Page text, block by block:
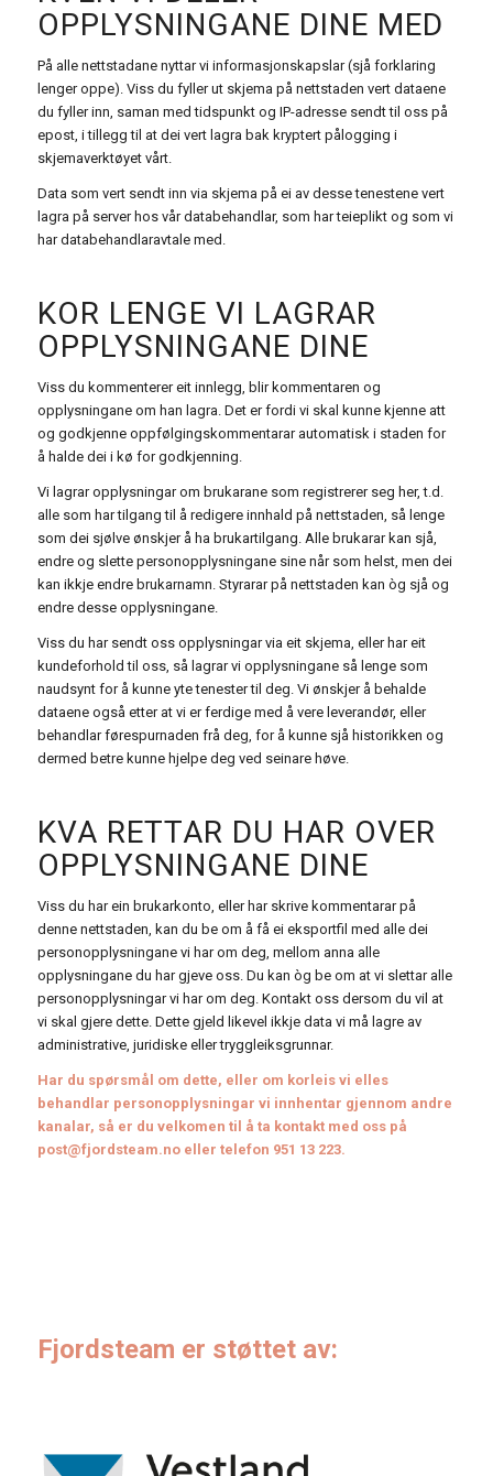
OPPLYSNINGANE DINE MED
På alle nettstadane nyttar vi informasjonskapslar (sjå forklaring
lenger oppe). Viss du fyller ut skjema på nettstaden vert dataene
du fyller inn, saman med tidspunkt og IP-adresse sendt til oss på
epost, i tillegg til at dei vert lagra bak kryptert pålogging i
skjemaverktøyet vårt.
Data som vert sendt inn via skjema på ei av desse tenestene vert
lagra på server hos vår databehandlar, som har teieplikt og som vi
har databehandlaravtale med.
KOR LENGE VI LAGRAR
OPPLYSNINGANE DINE
Viss du kommenterer eit innlegg, blir kommentaren og
opplysningane om han lagra. Det er fordi vi skal kunne kjenne att
og godkjenne oppfølgingskommentarar automatisk i staden for
å halde dei i kø for godkjenning.
Vi lagrar opplysningar om brukarane som registrerer seg her, t.d.
alle som har tilgang til å redigere innhald på nettstaden, så lenge
som dei sjølve ønskjer å ha brukartilgang. Alle brukarar kan sjå,
endre og slette personopplysningane sine når som helst, men dei
kan ikkje endre brukarnamn. Styrarar på nettstaden kan òg sjå og
endre desse opplysningane.
Viss du har sendt oss opplysningar via eit skjema, eller har eit
kundeforhold til oss, så lagrar vi opplysningane så lenge som
naudsynt for å kunne yte tenester til deg. Vi ønskjer å behalde
dataene også etter at vi er ferdige med å vere leverandør, eller
behandlar førespurnaden frå deg, for å kunne sjå historikken og
dermed betre kunne hjelpe deg ved seinare høve.
KVA RETTAR DU HAR OVER
OPPLYSNINGANE DINE
Viss du har ein brukarkonto, eller har skrive kommentarar på
denne nettstaden, kan du be om å få ei eksportfil med alle dei
personopplysningane vi har om deg, mellom anna alle
opplysningane du har gjeve oss. Du kan òg be om at vi slettar alle
personopplysningar vi har om deg. Kontakt oss dersom du vil at
vi skal gjere dette. Dette gjeld likevel ikkje data vi må lagre av
administrative, juridiske eller tryggleiksgrunnar.
Har du spørsmål om dette, eller om korleis vi elles
behandlar personopplysningar vi innhentar gjennom andre
kanalar, så er du velkomen til å ta kontakt med oss på
post@fjordsteam.noeller telefon 951 13 223.
Fjordsteam er støttet av: